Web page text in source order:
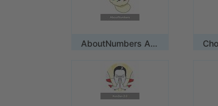
AboutNumbers AAC/ Mehrplatzlizenz